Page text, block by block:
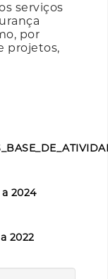
serviços
por
projetos,
2024
2022